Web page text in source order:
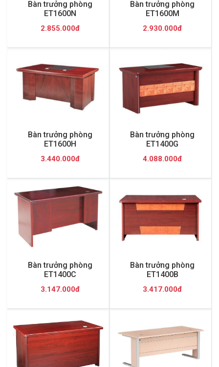
Bàn trưởng phòng
ET1600N
2.855.000đ
Bàn trưởng phòng
ET1600M
2.930.000đ
Bàn trưởng phòng
ET1600H
3.440.000đ
Bàn trưởng phòng
ET1400G
4.088.000đ
Bàn trưởng phòng
ET1400C
3.147.000đ
Bàn trưởng phòng
ET1400B
3.417.000đ